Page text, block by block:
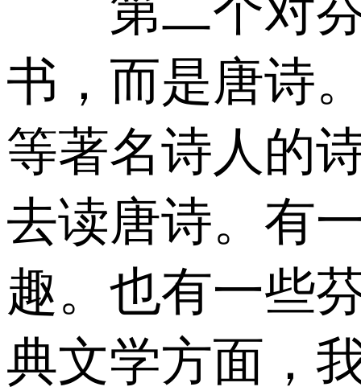
书，而是唐诗
等著名诗人的
去读唐诗。有
趣。也有一些
典文学方面，